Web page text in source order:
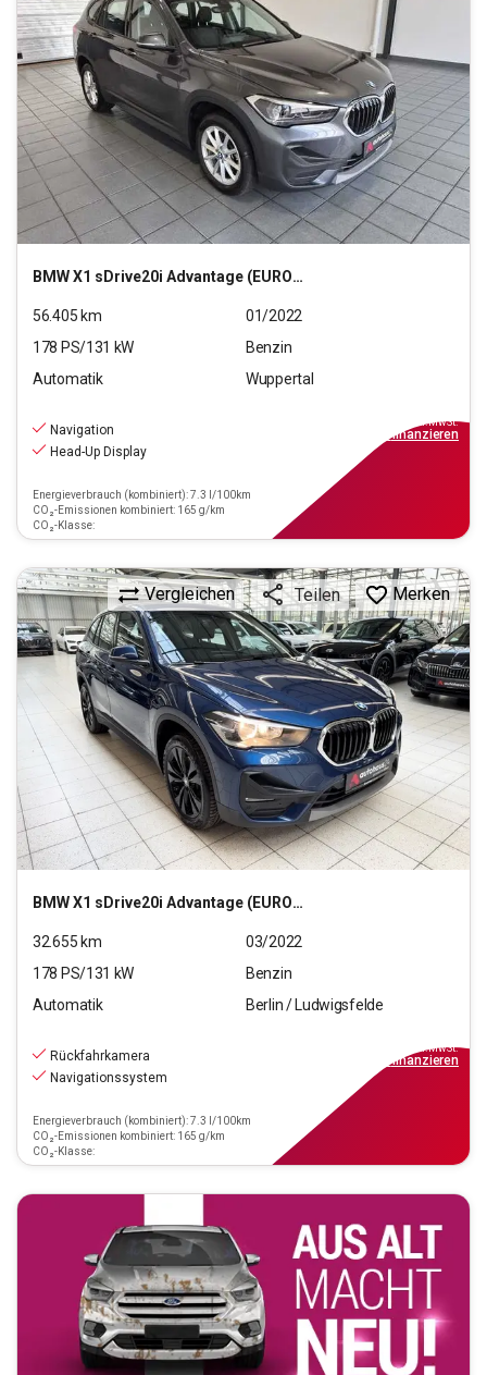
BMWX1 sDrive20i Advantage (EURO 6d)
56.405 km
01/2022
178 PS/131 kW
Benzin
Automatik
Wuppertal
Navigation
Head-Up Display
Energieverbrauch (kombiniert): 7.3 l/100km
CO₂-Emissionen kombiniert: 165 g/km
CO₂-Klasse:
inkl.MwSt.
finanzieren
BMWX1 sDrive20i Advantage (EURO 6d)
Vergleichen Teilen Merken
32.655 km
03/2022
178 PS/131 kW
Benzin
Automatik
Berlin / Ludwigsfelde
Rückfahrkamera
Navigationssystem
Energieverbrauch (kombiniert): 7.3 l/100km
CO₂-Emissionen kombiniert: 165 g/km
CO₂-Klasse:
inkl.MwSt.
finanzieren